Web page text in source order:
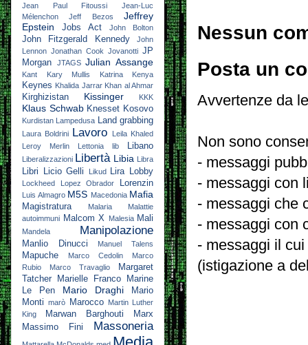
Nessun
Posta un
Avvertenze da
Non sono
- messaggi
- messaggi con
- messaggi che
- messaggi con
- messaggi il
(istigazione a
Jean Paul Fitoussi
Jean-Luc
Mélenchon
Jeff Bezos
Jeffrey
Epstein
Jobs Act John Bolton
John Fitzgerald Kennedy
John
Lennon Jonathan Cook Jovanotti JP
Morgan
JTAGS Julian Assange
Kant Kary Mullis Katrina Kenya
Keynes Khalida Jarrar Khan al Ahmar
Kirghizistan Kissinger KKK
Klaus Schwab Knesset Kosovo
Kurdistan Lampedusa Land grabbing
Laura Boldrini Lavoro
Leila Khaled
Leroy Merlin
Lettonia lib Libano
Liberalizzazioni Libertà Libia Libra
Libri Licio Gelli Likud Lira Lobby
Lockheed Lopez Obrador Lorenzin
Luis Almagro M5S Macedonia Mafia
Magistratura Malaria
Malattie
autoimmuni Malcom X Malesia Mali
Mandela Manipolazione
Manlio Dinucci Manuel Talens
Mapuche Marco Cedolin
Marco
Rubio
Marco Travaglio
Margaret
Tatcher
Marielle Franco
Marine
Le Pen
Mario Draghi
Mario
Monti
marò Marocco
Martin Luther
King
Marwan Barghouti
Marx
Massimo Fini
Massoneria